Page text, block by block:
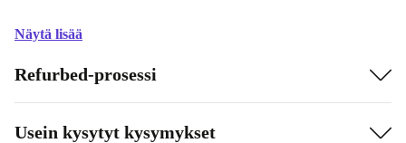
Näytä lisää
Refurbed-prosessi
Usein kysytyt kysymykset